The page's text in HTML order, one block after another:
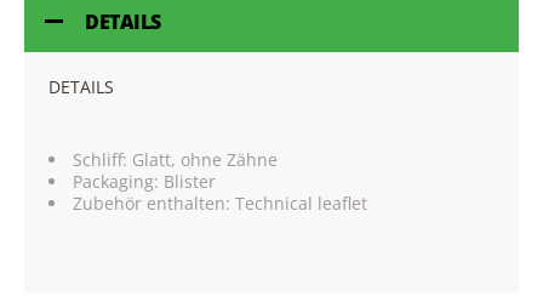
DETAILS
DETAILS
Schliff: Glatt, ohne Zähne
Packaging: Blister
Zubehör enthalten: Technical leaflet